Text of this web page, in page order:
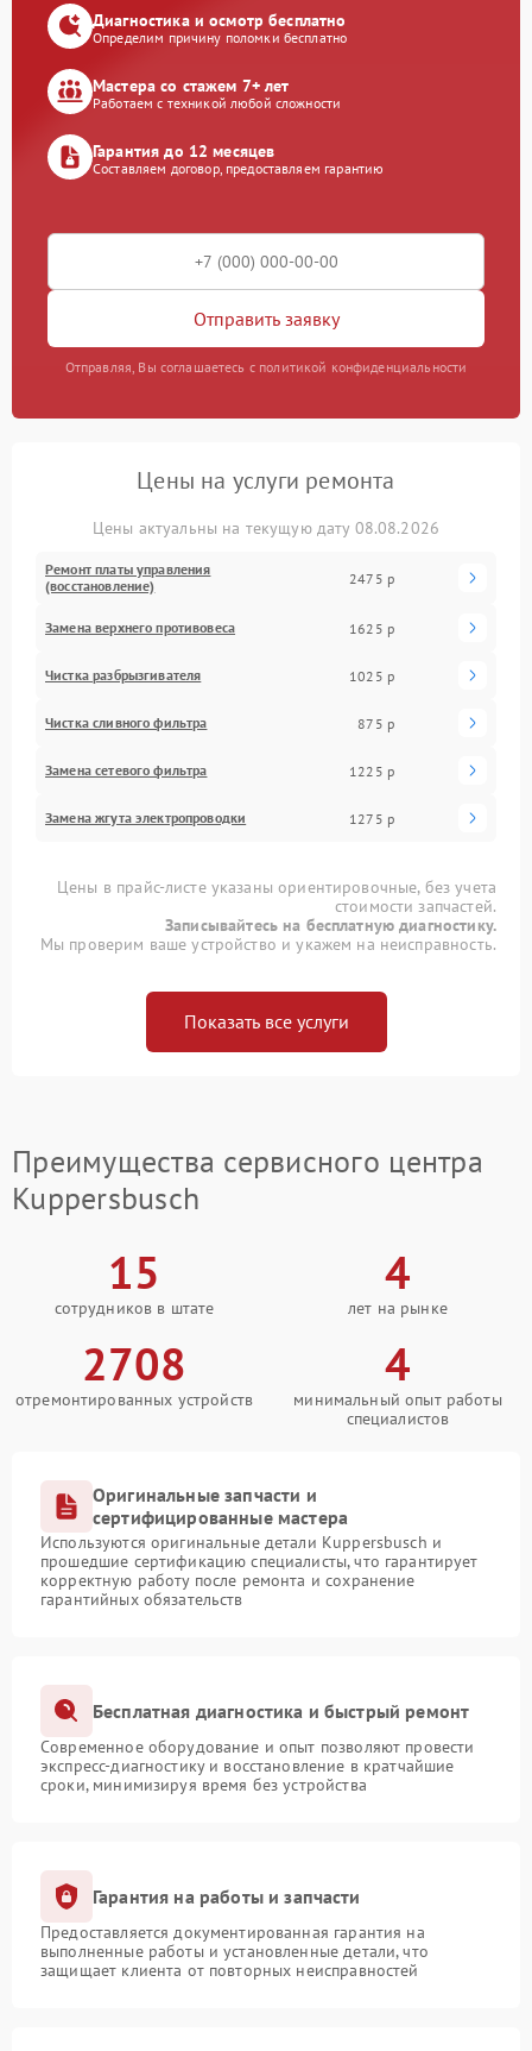
Диагностика и осмотр бесплатно
Определим причину поломки бесплатно
Мастера со стажем 7+ лет
Работаем с техникой любой сложности
Гарантия до 12 месяцев
Составляем договор, предоставляем гарантию
Отправить заявку
Отправляя, Вы соглашаетесь с политикой конфиденциальности
Цены на услуги ремонта
Цены актуальны на текущую дату 08.08.2026
Ремонт платы управления
(восстановление)
2475 р
Замена верхнего противовеса 1625 р
Чистка разбрызгивателя 1025 р
Чистка сливного фильтра 875 р
Замена сетевого фильтра 1225 р
Замена жгута электропроводки 1275 р
Цены в прайс-листе указаны ориентировочные, без учета
стоимости запчастей.
Записывайтесь на бесплатную диагностику.
Мы проверим ваше устройство и укажем на неисправность.
Показать все услуги
Преимущества сервисного центра
Kuppersbusch
15
сотрудников в штате
4
лет на рынке
2708
отремонтированных устройств
4
минимальный опыт работы
специалистов
Оригинальные запчасти и
сертифицированные мастера
Используются оригинальные детали Kuppersbusch и
прошедшие сертификацию специалисты, что гарантирует
корректную работу после ремонта и сохранение
гарантийных обязательств
Бесплатная диагностика и быстрый ремонт
Современное оборудование и опыт позволяют провести
экспресс-диагностику и восстановление в кратчайшие
сроки, минимизируя время без устройства
Гарантия на работы и запчасти
Предоставляется документированная гарантия на
выполненные работы и установленные детали, что
защищает клиента от повторных неисправностей